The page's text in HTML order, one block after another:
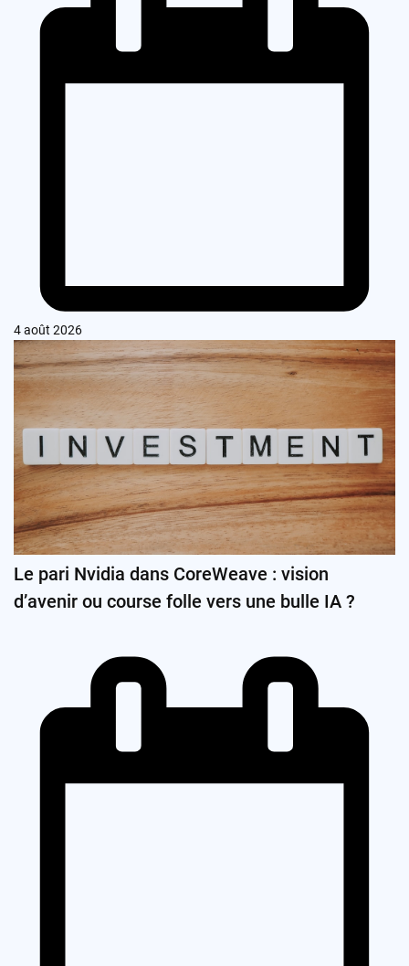
4 août 2026
Le pari Nvidia dans CoreWeave : vision
d’avenir ou course folle vers une bulle IA ?